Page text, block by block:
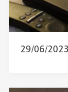
29/06/2023